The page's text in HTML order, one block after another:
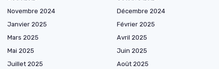
Novembre 2024
Décembre 2024
Janvier 2025
Février 2025
Mars 2025
Avril 2025
Mai 2025
Juin 2025
Juillet 2025
Août 2025